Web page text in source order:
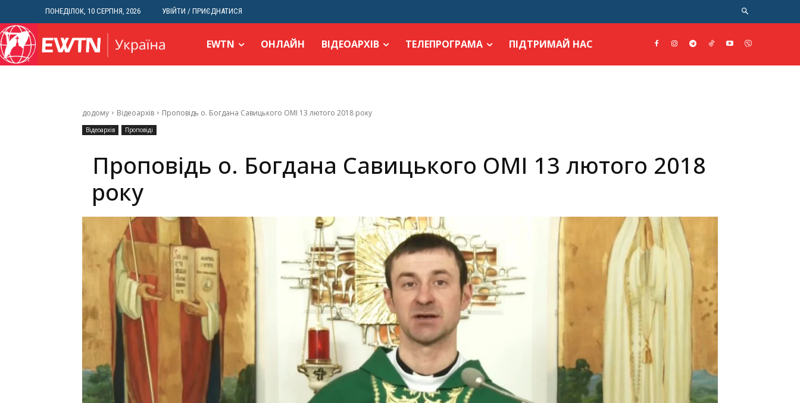
ПОНЕДІЛОК, 10 СЕРПНЯ, 2026 УВІЙТИ / ПРИЄДНАТИСЯ
EWTN ОНЛАЙН ВІДЕОАРХІВ ТЕЛЕПРОГРАМА ПІДТРИМАЙ НАС
додому Відеоархів Проповідь о. Богдана Савицького ОМІ 13 лютого 2018 року
Відеоархів Проповіді
Проповідь о. Богдана Савицького ОМІ 13 лютого 2018
року